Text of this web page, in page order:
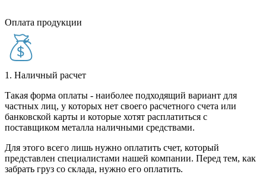
Оплата продукции
1. Наличный расчет
Такая форма оплаты - наиболее подходящий вариант для
частных лиц, у которых нет своего расчетного счета или
банковской карты и которые хотят расплатиться с
поставщиком металла наличными средствами.
Для этого всего лишь нужно оплатить счет, который
представлен специалистами нашей компании. Перед тем, как
забрать груз со склада, нужно его оплатить.